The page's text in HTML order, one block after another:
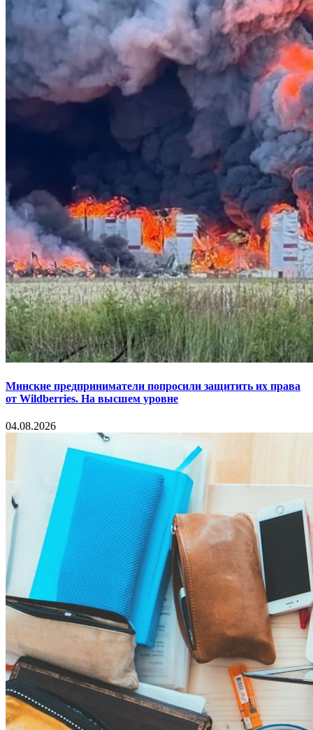
Минские предприниматели попросили защитить их права
от Wildberries. На высшем уровне
04.08.2026